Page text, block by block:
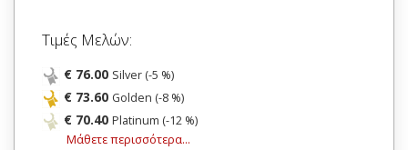
Τιμές Μελών:
€ 76.00 Silver (-5 %)
€ 73.60 Golden (-8 %)
€ 70.40 Platinum (-12 %)
Μάθετε περισσότερα...